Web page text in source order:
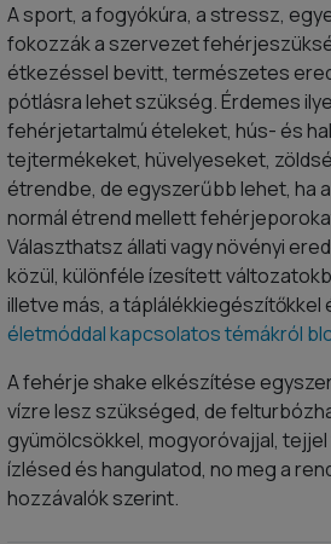
A sport, a fogyókúra, a stressz,
fokozzák a szervezet
étkezéssel bevitt, természetes
pótlásra lehet szükség. Érdemes
fehérjetartalmú ételeket, hús- és
tejtermékeket, hüvelyeseket,
étrendbe, de egyszerűbb lehet, ha
normál étrend mellett
Választhatsz állati vagy növényi
közül, különféle ízesített
illetve más, a
életmóddal kapcsolatos témákról
A fehérje shake elkészítése
vízre lesz szükséged, de
gyümölcsökkel, mogyoróvajjal,
ízlésed és hangulatod, no meg a
hozzávalók szerint.